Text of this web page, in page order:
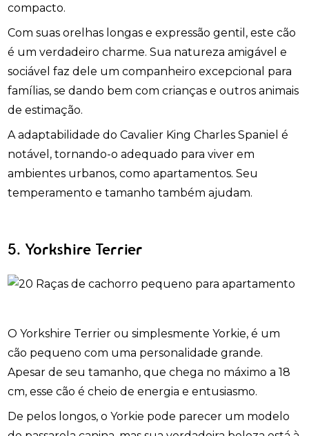
compacto.
Com suas orelhas longas e expressão gentil, este cão
é um verdadeiro charme. Sua natureza amigável e
sociável faz dele um companheiro excepcional para
famílias, se dando bem com crianças e outros animais
de estimação.
A adaptabilidade do Cavalier King Charles Spaniel é
notável, tornando-o adequado para viver em
ambientes urbanos, como apartamentos. Seu
temperamento e tamanho também ajudam.
5. Yorkshire Terrier
O Yorkshire Terrier ou simplesmente Yorkie, é um
cão pequeno com uma personalidade grande.
Apesar de seu tamanho, que chega no máximo a 18
cm, esse cão é cheio de energia e entusiasmo.
De pelos longos, o Yorkie pode parecer um modelo